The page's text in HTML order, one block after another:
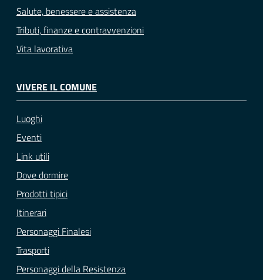
Salute, benessere e assistenza
Tributi, finanze e contravvenzioni
Vita lavorativa
VIVERE IL COMUNE
Luoghi
Eventi
Link utili
Dove dormire
Prodotti tipici
Itinerari
Personaggi Finalesi
Trasporti
Personaggi della Resistenza